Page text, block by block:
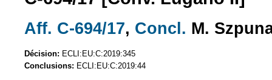
Aff. C‑694/17 (le lien est externe)
, Concl. (le lien est
M.
Décision: ECLI:EU:C:2019:345
Conclusions: ECLI:EU:C:2019:44